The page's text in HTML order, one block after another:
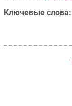
Ключевые слова: